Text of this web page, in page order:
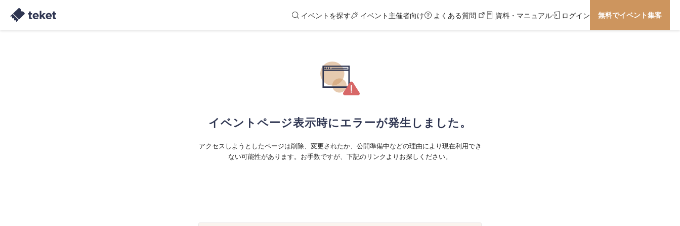
イベントを探す イベント主催者向け よくある質問 資料・マニュアル ログイン 無料でイベント集客
イベントページ表示時にエラーが発生しました。
アクセスしようとしたページは削除、変更されたか、公開準備中などの理由により現在利用でき
ない可能性があります。お手数ですが、下記のリンクよりお探しください。